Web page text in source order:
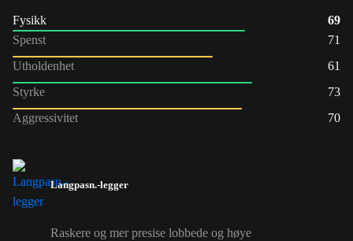
Fysikk
69
Spenst
71
Utholdenhet
61
Styrke
73
Aggressivitet
70
Langpasn.-legger
Raskere og mer presise lobbede og høye